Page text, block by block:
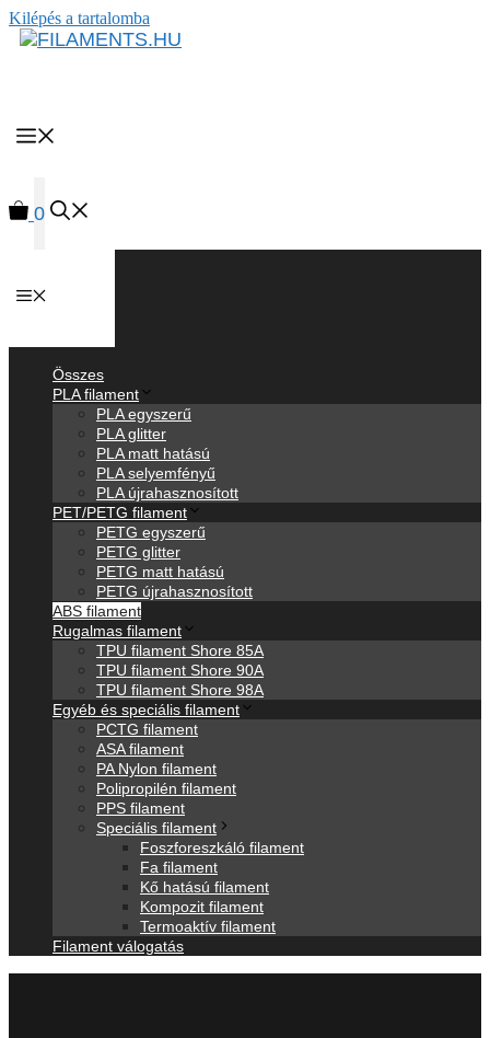
Kilépés a tartalomba
0
Összes
PLA filament
PLA egyszerű
PLA glitter
PLA matt hatású
PLA selyemfényű
PLA újrahasznosított
PET/PETG filament
PETG egyszerű
PETG glitter
PETG matt hatású
PETG újrahasznosított
ABS filament
Rugalmas filament
TPU filament Shore 85A
TPU filament Shore 90A
TPU filament Shore 98A
Egyéb és speciális filament
PCTG filament
ASA filament
PA Nylon filament
Polipropilén filament
PPS filament
Speciális filament
Foszforeszkáló filament
Fa filament
Kő hatású filament
Kompozit filament
Termoaktív filament
Filament válogatás